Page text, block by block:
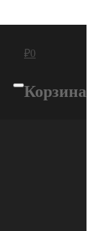
₽0
Корзина